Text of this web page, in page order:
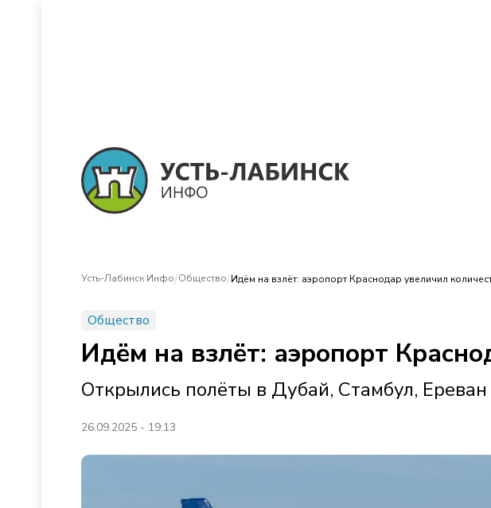
Усть-Лабинск Инфо/Общество/Идём на взлёт: аэропорт Краснодар увеличил
Общество
Идём на взлёт: аэропорт
Открылись полёты в Дубай, Стамбул, Ереван
26.09.2025 - 19:13